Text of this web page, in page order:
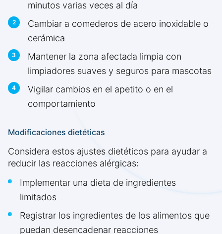
minutos varias veces al día
Cambiar a comederos de acero inoxidable o
cerámica
Mantener la zona afectada limpia con
limpiadores suaves y seguros para mascotas
Vigilar cambios en el apetito o en el
comportamiento
Modificaciones dietéticas
Considera estos ajustes dietéticos para ayudar a
reducir las reacciones alérgicas:
Implementar una dieta de ingredientes
limitados
Registrar los ingredientes de los alimentos que
puedan desencadenar reacciones